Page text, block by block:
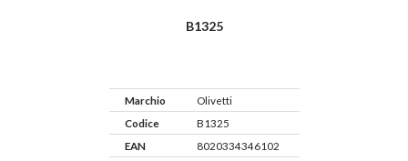
B1325
Marchio
Olivetti
Codice
B1325
EAN
8020334346102